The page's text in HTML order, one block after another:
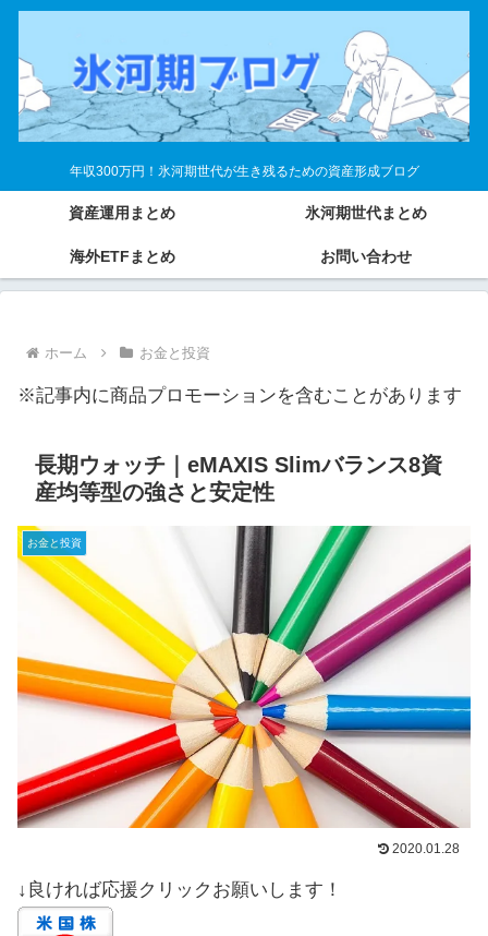
年収300万円！氷河期世代が生き残るための資産形成ブログ
資産運用まとめ 氷河期世代まとめ
海外ETFまとめ お問い合わせ
ホーム お金と投資
※記事内に商品プロモーションを含むことがあります
長期ウォッチ｜eMAXIS Slimバランス8資
産均等型の強さと安定性
お金と投資
2020.01.28
↓良ければ応援クリックお願いします！